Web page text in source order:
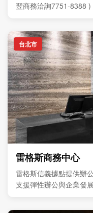
翌商務洽詢7751-8388
台北市
雷格斯商務中心
雷格斯信義據點提供辦
支援彈性辦公與企業發展